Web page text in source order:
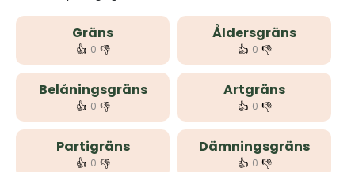
Gräns
👍 0 👎
Åldersgräns
👍 0 👎
Belåningsgräns
👍 0 👎
Artgräns
👍 0 👎
Partigräns
👍 0 👎
Dämningsgräns
👍 0 👎